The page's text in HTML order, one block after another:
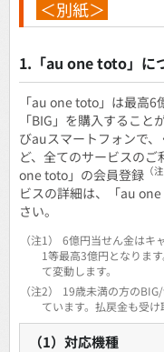
＜別紙＞
1.「au one toto」に
「au one toto」は最高6
「BIG」を購入するこ
びauスマートフォンで
ど、全てのサービスの
one toto」の会員登録 （
ビスの詳細は、「au
さい。
（注1）
6億円当せん金はキ
1等最高3億円となりま
て変動します。
（注2）
19歳未満の方の
ています。払戻金も受け
（1）対応機種